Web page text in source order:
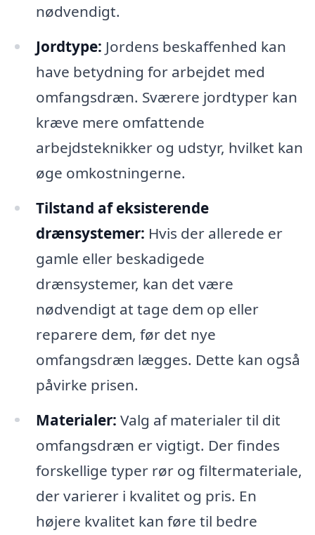
nødvendigt.
Jordtype: Jordens beskaffenhed kan
have betydning for arbejdet med
omfangsdræn. Sværere jordtyper kan
kræve mere omfattende
arbejdsteknikker og udstyr, hvilket kan
øge omkostningerne.
Tilstand af eksisterende
drænsystemer: Hvis der allerede er
gamle eller beskadigede
drænsystemer, kan det være
nødvendigt at tage dem op eller
reparere dem, før det nye
omfangsdræn lægges. Dette kan også
påvirke prisen.
Materialer: Valg af materialer til dit
omfangsdræn er vigtigt. Der findes
forskellige typer rør og filtermateriale,
der varierer i kvalitet og pris. En
højere kvalitet kan føre til bedre